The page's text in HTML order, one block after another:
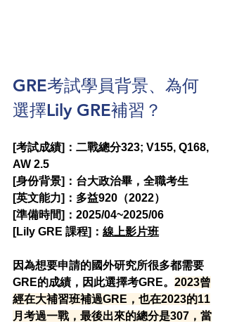
GRE考試學員背景、為何
選擇Lily GRE補習？
[考試成績]：二戰總分323; V155, Q168,
AW 2.5
[身份背景]：台大政治畢，全職考生
[英文能力]：多益920（2022）
[準備時間]：2025/04~2025/06
[Lily GRE 課程]： 線上影片班
因為想要申請的國外研究所很多都需要
GRE的成績，因此選擇考GRE。 2023曾
經在大補習班補過GRE，也在2023的11
月考過一戰，最後出來的總分是307，當